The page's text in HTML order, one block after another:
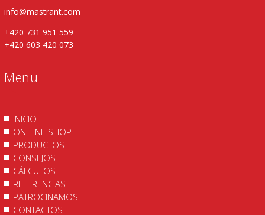
info@mastrant.com
+420 731 951 559
+420 603 420 073
Menu
INICIO
ON-LINE SHOP
PRODUCTOS
CONSEJOS
CÁLCULOS
REFERENCIAS
PATROCINAMOS
CONTACTOS